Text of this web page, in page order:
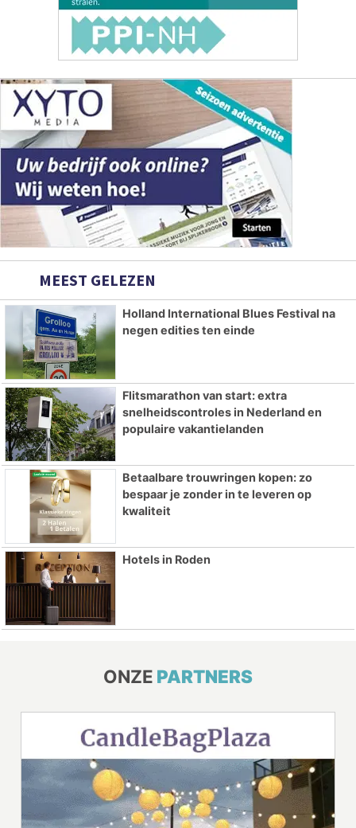
MEEST GELEZEN
Holland International Blues Festival na
negen edities ten einde
Flitsmarathon van start: extra
snelheidscontroles in Nederland en
populaire vakantielanden
Betaalbare trouwringen kopen: zo
bespaar je zonder in te leveren op
kwaliteit
Hotels in Roden
ONZE PARTNERS